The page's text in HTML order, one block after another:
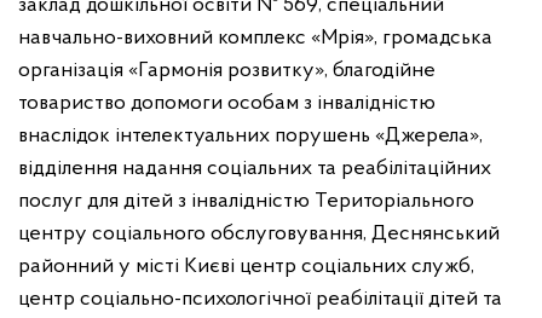
заклад дошкільної освіти № 569, спеціальний
навчально-виховний комплекс «Мрія», громадська
організація «Гармонія розвитку», благодійне
товариство допомоги особам з інвалідністю
внаслідок інтелектуальних порушень «Джерела»,
відділення надання соціальних та реабілітаційних
послуг для дітей з інвалідністю Територіального
центру соціального обслуговування, Деснянський
районний у місті Києві центр соціальних служб,
центр соціально-психологічної реабілітації дітей та